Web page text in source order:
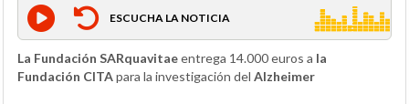
ESCUCHA LA NOTICIA
La Fundación SARquavitaeentrega 14.000 euros a la
Fundación CITApara la investigación del Alzheimer